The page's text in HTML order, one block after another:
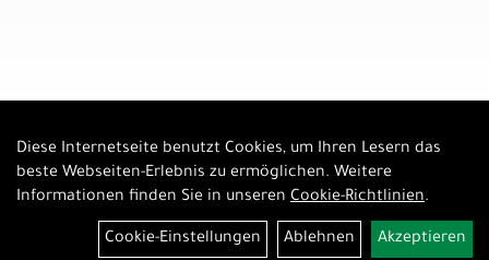
Diese Internetseite benutzt Cookies, um Ihren Lesern das
beste Webseiten-Erlebnis zu ermöglichen. Weitere
Informationen finden Sie in unseren Cookie-Richtlinien.
Cookie-Einstellungen Ablehnen Akzeptieren
Auftrag widerrufen